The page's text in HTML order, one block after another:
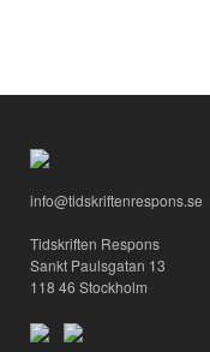
info@tidskriftenrespons.se
Tidskriften Respons
Sankt Paulsgatan 13
118 46 Stockholm